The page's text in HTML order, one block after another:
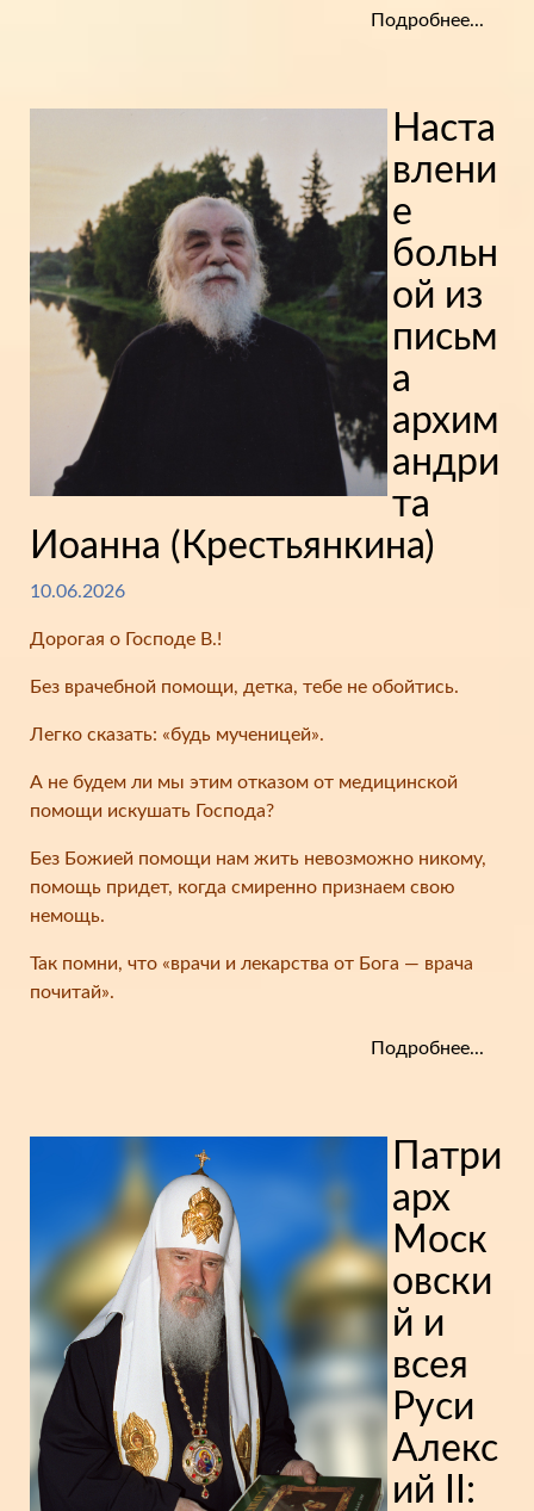
Подробнее...
Наста
влени
е
больн
ой из
письм
а
архим
андри
та
Иоанна (Крестьянкина)
10.06.2026
Дорогая о Господе В.!
Без врачебной помощи, детка, тебе не обойтись.
Легко сказать: «будь мученицей».
А не будем ли мы этим отказом от медицинской
помощи искушать Господа?
Без Божией помощи нам жить невозможно никому,
помощь придет, когда смиренно признаем свою
немощь.
Так помни, что «врачи и лекарства от Бога — врача
почитай».
Подробнее...
Патри
арх
Моск
овски
й и
всея
Руси
Алекс
ий II: